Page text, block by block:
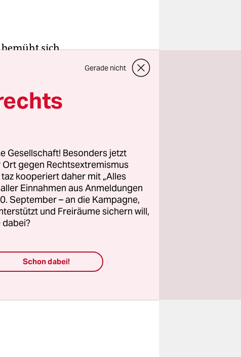
bemüht sich
der
in
hat. Guth
Positionen
Die
lautstark“,
nahm
ist. Die
vor der
Gerade nicht
Gesellschaft! Besonders jetzt
gegen Rechtsextremismus
kooperiert daher mit „Alles
Einnahmen aus Anmeldungen
September – an die Kampagne,
und Freiräume sichern will,
dabei?
Schon dabei!